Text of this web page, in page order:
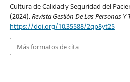
Cultura de Calidad y Seguridad del
(2024).Revista Gestión De Las Personas Y
https://doi.org/10.35588/2qp8yt25
Más formatos de cita